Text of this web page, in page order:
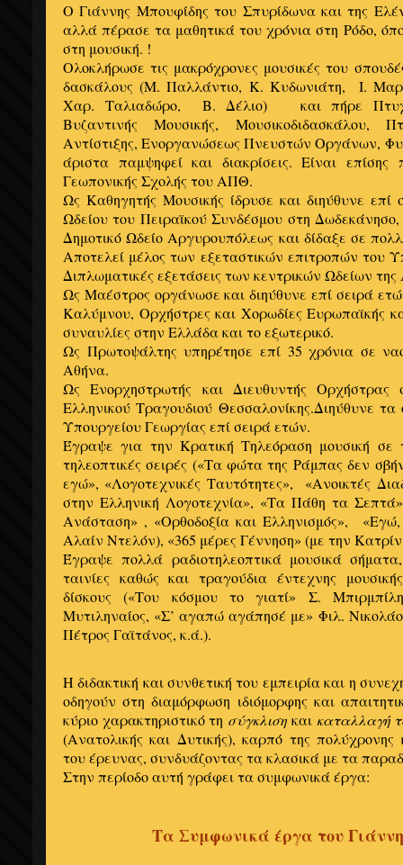
Ο Γιάννης Μπουφίδης του Σπυρίδωνα και της
αλλά πέρασε τα μαθητικά του χρόνια στη Ρόδο,
στη μουσική. !
Ολοκλήρωσε τις μακρόχρονες μουσικές του
δασκάλους (Μ. Παλλάντιο, Κ. Κυδωνιάτη, Ι.
Χαρ. Ταλιαδώρο, Β. Δέλιο) και πήρε
Βυζαντινής Μουσικής, Μουσικοδιδασκάλου,
Αντίστιξης, Ενοργανώσεως Πνευστών Οργάνων,
άριστα παμψηφεί και διακρίσεις. Είναι επίσης
Γεωπονικής Σχολής του ΑΠΘ.
Ως Καθηγητής Μουσικής ίδρυσε και διηύθυνε
Ωδείου του Πειραϊκού Συνδέσμου στη
Δημοτικό Ωδείο Αργυρουπόλεως και δίδαξε σε
Αποτελεί μέλος των εξεταστικών επιτροπών του
Διπλωματικές εξετάσεις των κεντρικών Ωδείων
Ως Μαέστρος οργάνωσε και διηύθυνε επί σειρά
Καλύμνου, Ορχήστρες και Χορωδίες Ευρωπαϊκής
συναυλίες στην Ελλάδα και το εξωτερικό.
Ως Πρωτοψάλτης υπηρέτησε επί 35 χρόνια σε
Αθήνα.
Ως Ενορχηστρωτής και Διευθυντής Ορχήστρας
Ελληνικού Τραγουδιού Θεσσαλονίκης.Διηύθυνε
Υπουργείου Γεωργίας επί σειρά ετών.
Έγραψε για την Κρατική Τηλεόραση μουσική σε
τηλεοπτικές σειρές («Τα φώτα της Ράμπας δεν
εγώ», «Λογοτεχνικές Ταυτότητες», «Ανοικτές
στην Ελληνική Λογοτεχνία», «Τα Πάθη τα
Ανάσταση» , «Ορθοδοξία και Ελληνισμός»,
Αλαίν Ντελόν), «365 μέρες Γέννηση» (με την
Έγραψε πολλά ραδιοτηλεοπτικά μουσικά
ταινίες καθώς και τραγούδια έντεχνης
δίσκους («Του κόσμου το γιατί» Σ.
Μυτιληναίος, «Σ’ αγαπώ αγάπησέ με» Φιλ.
Πέτρος Γαϊτάνος, κ.ά.).
Η διδακτική και συνθετική του εμπειρία και η
οδηγούν στη διαμόρφωση ιδιόμορφης και
κύριο χαρακτηριστικό τη σύγκλιση και καταλλαγή
(Ανατολικής και Δυτικής), καρπό της πολύχρονης
του έρευνας, συνδυάζοντας τα κλασικά με τα
Στην περίοδο αυτή γράφει τα συμφωνικά έργα:
Τα Συμφωνικά έργα του